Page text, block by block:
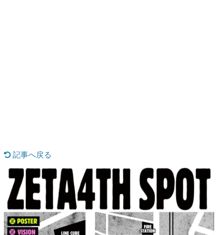
なんでゲームは面白い？
ゲーム開発者・hamatsu氏がゲームの魅力を画面や操作の
具体的な形から解き明かしていく、硬派で骨太な評論連載
です。
ゲームが変えた日本語
「経験値」「裏技」「ラスボス」… ゲームにまつわる言葉
の起源や用法の変遷を、コンピューター文化史研究家・タ
イニーP氏が徹底調査。
記事へ戻る